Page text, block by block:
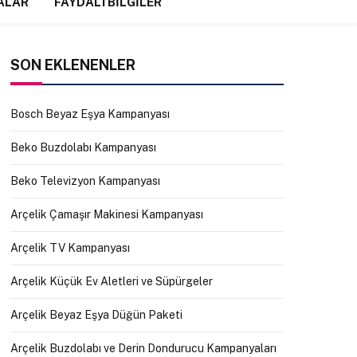
SON EKLENENLER
Bosch Beyaz Eşya Kampanyası
Beko Buzdolabı Kampanyası
Beko Televizyon Kampanyası
Arçelik Çamaşır Makinesi Kampanyası
Arçelik TV Kampanyası
Arçelik Küçük Ev Aletleri ve Süpürgeler
Arçelik Beyaz Eşya Düğün Paketi
Arçelik Buzdolabı ve Derin Dondurucu Kampanyaları